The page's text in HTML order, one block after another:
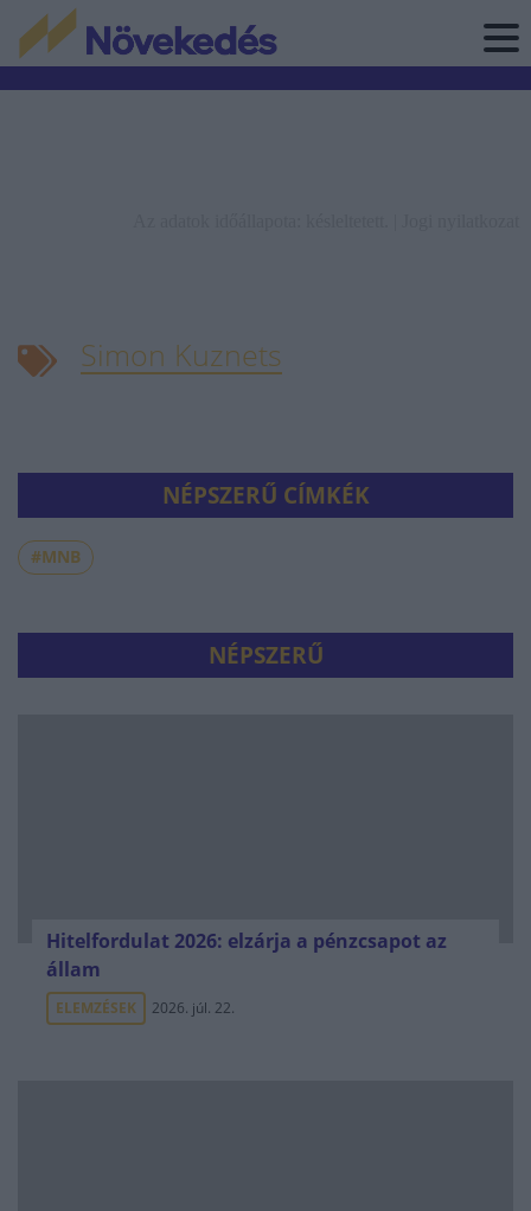
Simon Kuznets
NÉPSZERŰ CÍMKÉK
#MNB
NÉPSZERŰ
Hitelfordulat 2026: elzárja a pénzcsapot az
állam
ELEMZÉSEK 2026. júl. 22.